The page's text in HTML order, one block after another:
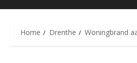
Home Drenthe Woningbrand